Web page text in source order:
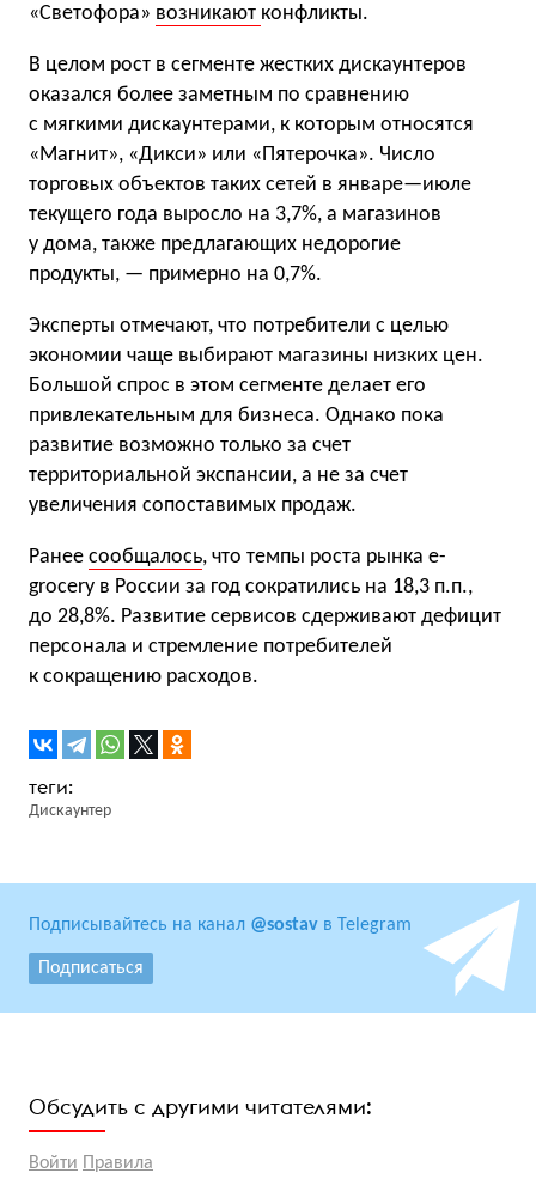
«Светофора» возникают конфликты.
В целом рост в сегменте жестких дискаунтеров
оказался более заметным по сравнению
с мягкими дискаунтерами, к которым относятся
«Магнит», «Дикси» или «Пятерочка». Число
торговых объектов таких сетей в январе—июле
текущего года выросло на 3,7%, а магазинов
у дома, также предлагающих недорогие
продукты, — примерно на 0,7%.
Эксперты отмечают, что потребители с целью
экономии чаще выбирают магазины низких цен.
Большой спрос в этом сегменте делает его
привлекательным для бизнеса. Однако пока
развитие возможно только за счет
территориальной экспансии, а не за счет
увеличения сопоставимых продаж.
Ранее сообщалось, что темпы роста рынка e-
grocery в России за год сократились на 18,3 п.п.,
до 28,8%. Развитие сервисов сдерживают дефицит
персонала и стремление потребителей
к сокращению расходов.
Дискаунтер
Подписывайтесь на канал @sostav в Telegram
Подписаться
Обсудить с другими читателями:
Войти Правила